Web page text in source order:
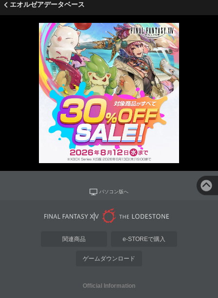
エオルゼアデータベース
パソコン版へ
関連商品 e-STOREで購入
ゲームダウンロード
Official Information